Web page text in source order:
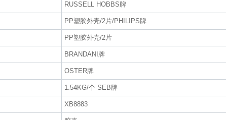
RUSSELL HOBBS牌
PP塑胶外壳/2片/PHILIPS牌
PP塑胶外壳/2片
BRANDANI牌
OSTER牌
1.54KG/个 SEB牌
XB8883